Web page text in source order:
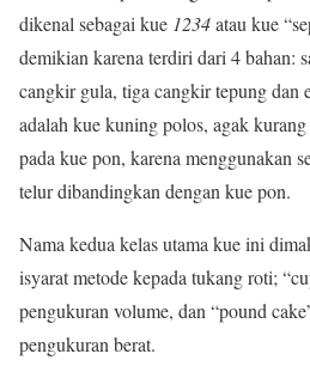
dikenal sebagai kue 1234atau kue
demikian karena terdiri dari 4 bahan:
cangkir gula, tiga cangkir tepung dan
adalah kue kuning polos, agak
pada kue pon, karena menggunakan
telur dibandingkan dengan kue pon.
Nama kedua kelas utama kue ini
isyarat metode kepada tukang roti;
pengukuran volume, dan “pound
pengukuran berat.